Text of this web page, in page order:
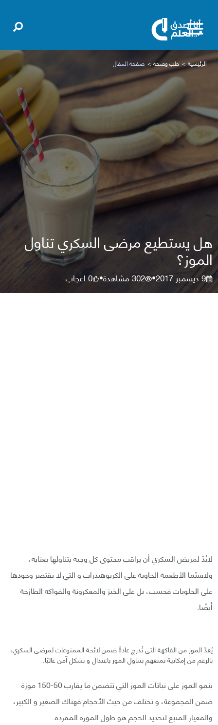
الرئيسية طب وصحة صفحة المقال
هل يستطيع مرضى السكري تناول
الموز؟
9 ديسمبر 2017 •
302مشاهدة•
0اعجاب
لابُدّ لمريض السكري أن يراقب محتوى كل وجبة يتناولها بعناية،
ولاسيّما الأطعمة الحاوية على الكربوهيدرات و التي لا يقتصر وجودها
على الحلويات فحسب، بل على الخبز والمعكرونة والفواكه الطازجة
أيضًا.
يُعدّ الموز من الفاكهة التي تُدرج عادةً ضمن لائحة الممنوعات لمرضى السكري،
بالرغم من إمكانية تمتعهم بتناول الموز باعتدال و بشكل آمن غالبًا.
ينمو الموز على نباتات الموز التي تتضمن ما يقارب 50-150 موزة
ضمن المجموعة، و تختلف من حيث الأحجام فهناك الصغير و الكبير،
والمعيار المتبع لتحديد الحجم هو طول الموزة المفردة.